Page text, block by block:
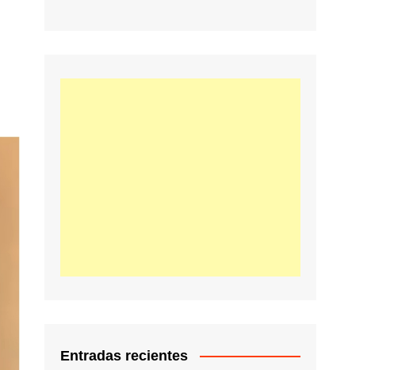
Entradas recientes